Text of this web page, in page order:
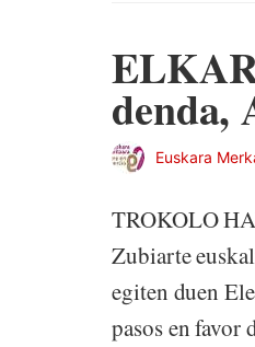
denda,
Euskara
TROKOLO
Zubiarte
egiten duen
pasos en favor